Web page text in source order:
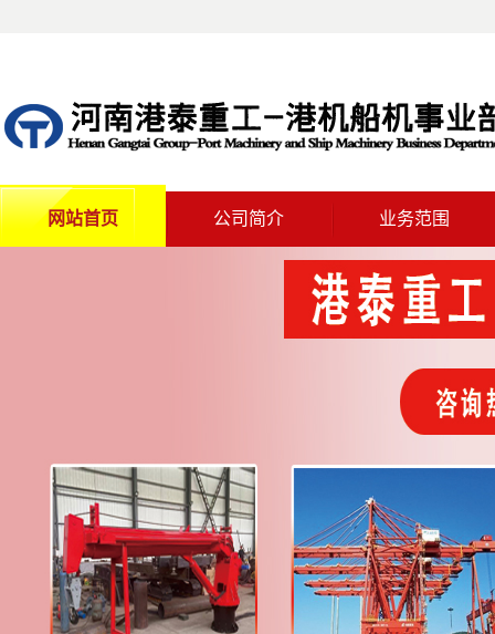
网站首页 公司简介 业务范围